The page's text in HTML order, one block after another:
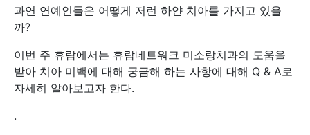
과연 연예인들은 어떻게 저런 하얀 치아를 가지고 있을
까?
이번 주 휴람에서는 휴람네트워크 미소랑치과의 도움을
받아 치아 미백에 대해 궁금해 하는 사항에 대해 Q & A로
자세히 알아보고자 한다.
.